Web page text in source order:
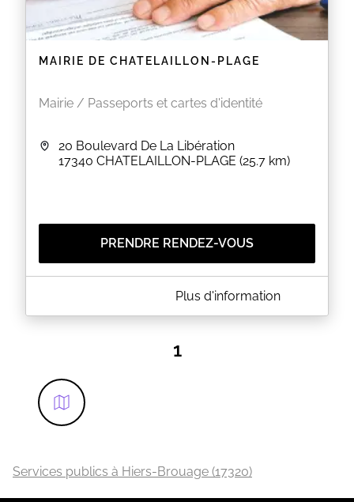
MAIRIE DE CHATELAILLON-PLAGE
Mairie / Passeports et cartes d'identité
20 Boulevard De La Libération
17340 CHATELAILLON-PLAGE (25.7 km)
PRENDRE RENDEZ-VOUS
A PROPOS DE MAIRIE DE CHATELAILLON-PLAGE
Lors de votre réservation un mail de confirmation
Plus d'information
1
Services publics à Hiers-Brouage (17320)